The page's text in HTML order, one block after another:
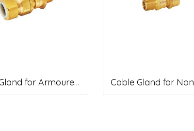
Cable Gland for Armoured Cable, DAC Series